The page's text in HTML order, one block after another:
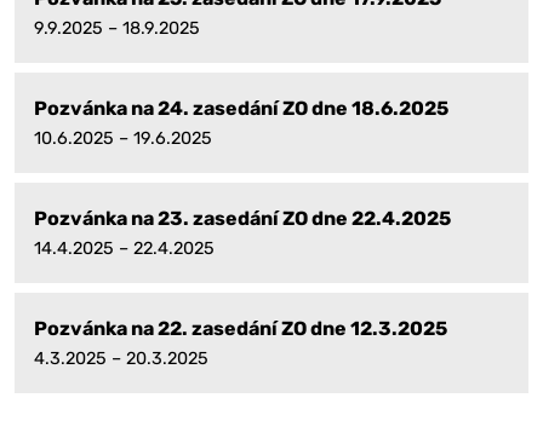
9.9.2025 – 18.9.2025
Pozvánka na 24. zasedání ZO dne 18.6.2025
10.6.2025 – 19.6.2025
Pozvánka na 23. zasedání ZO dne 22.4.2025
14.4.2025 – 22.4.2025
Pozvánka na 22. zasedání ZO dne 12.3.2025
4.3.2025 – 20.3.2025